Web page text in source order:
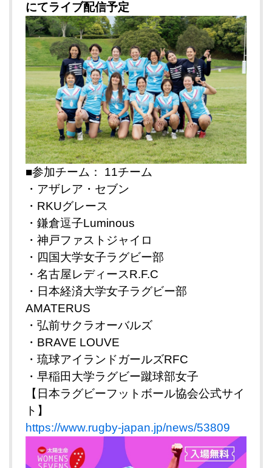
にてライブ配信予定
■参加チーム： 11チーム
・アザレア・セブン
・RKUグレース
・鎌倉逗子Luminous
・神戸ファストジャイロ
・四国大学女子ラグビー部
・名古屋レディースR.F.C
・日本経済大学女子ラグビー部
AMATERUS
・弘前サクラオーバルズ
・BRAVE LOUVE
・琉球アイランドガールズRFC
・早稲田大学ラグビー蹴球部女子
【日本ラグビーフットボール協会公式サイ
ト】
https://www.rugby-japan.jp/news/53809